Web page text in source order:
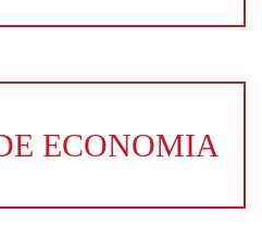
ECONOMIA